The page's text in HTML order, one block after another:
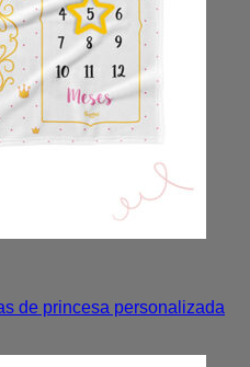
de princesa personalizada